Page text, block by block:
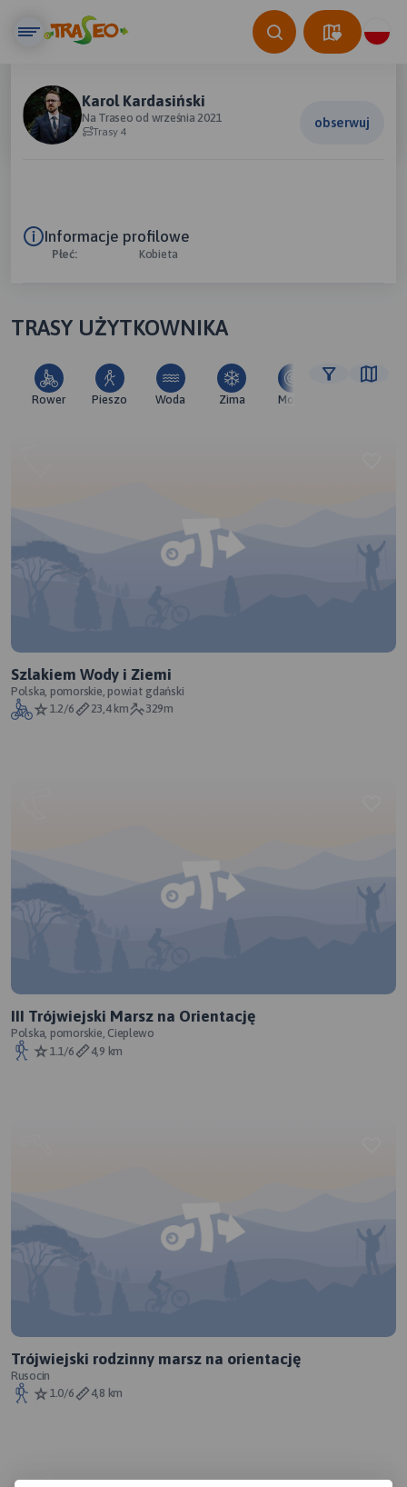
Karol Kardasiński
Na Traseo od września 2021
Trasy 4
obserwuj
Informacje profilowe
Płeć: Kobieta
TRASY UŻYTKOWNIKA
Rower Pieszo Woda Zima Moto
Szlakiem Wody i Ziemi
Polska, pomorskie, powiat gdański
1.2/6
23,4 km 329m
III Trójwiejski Marsz na Orientację
Polska, pomorskie, Cieplewo
1.1/6
4,9 km
Trójwiejski rodzinny marsz na orientację
Rusocin
1.0/6
4,8 km